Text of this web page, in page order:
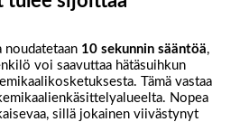
noudatetaan 10 sekunnin sääntöä,
voi saavuttaa hätäsuihkun
Tämä vastaa
Nopea
sillä jokainen viivästynyt